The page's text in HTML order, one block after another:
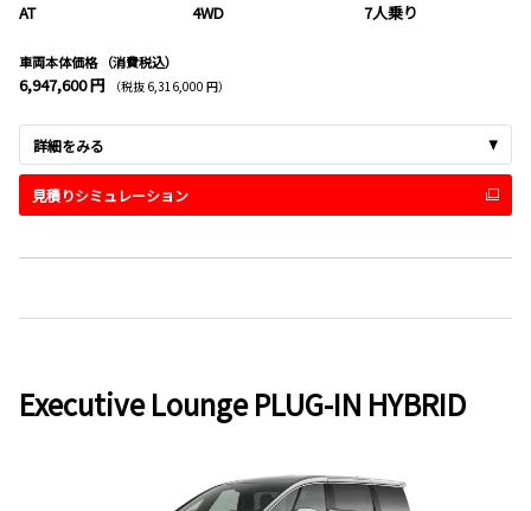
AT 4WD 7人乗り
車両本体価格 （消費税込）
6,947,600 円 （税抜 6,316,000 円）
詳細をみる
見積りシミュレーション
Executive Lounge PLUG-IN HYBRID